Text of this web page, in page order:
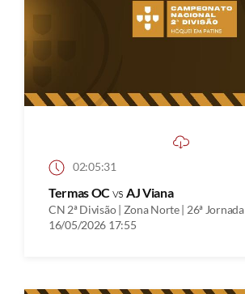
02:05:31
Termas OCvs AJ Viana
CN 2ª Divisão | Zona Norte | 26ª Jornada
16/05/2026 17:55